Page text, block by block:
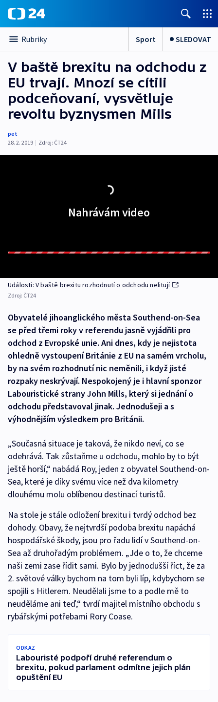
Rubriky Sport SLEDOVAT
V baště brexitu na odchodu z
EU trvají. Mnozí se cítili
podceňovaní, vysvětluje
revoltu byznysmen Mills
pet
28. 2. 2019 | Zdroj: ČT24
Nahrávám video
Události: V baště brexitu rozhodnutí o odchodu nelitují
Zdroj: ČT24
Obyvatelé jihoanglického města Southend-on-Sea
se před třemi roky v referendu jasně vyjádřili pro
odchod z Evropské unie. Ani dnes, kdy je nejistota
ohledně vystoupení Británie z EU na samém vrcholu,
by na svém rozhodnutí nic neměnili, i když jisté
rozpaky neskrývají. Nespokojený je i hlavní sponzor
Labouristické strany John Mills, který si jednání o
odchodu představoval jinak. Jednodušeji a s
výhodnějším výsledkem pro Británii.
„Současná situace je taková, že nikdo neví, co se
odehrává. Tak zůstaňme u odchodu, mohlo by to být
ještě horší,“ nabádá Roy, jeden z obyvatel Southend-on-
Sea, které je díky svému více než dva kilometry
dlouhému molu oblíbenou destinací turistů.
Na stole je stále odložení brexitu i tvrdý odchod bez
dohody. Obavy, že nejtvrdší podoba brexitu napáchá
hospodářské škody, jsou pro řadu lidí v Southend-on-
Sea až druhořadým problémem. „Jde o to, že chceme
naši zemi zase řídit sami. Bylo by jednodušší říct, že za
2. světové války bychom na tom byli líp, kdybychom se
spojili s Hitlerem. Neudělali jsme to a podle mě to
neuděláme ani teď,“ tvrdí majitel místního obchodu s
rybářskými potřebami Rory Coase.
ODKAZ
Labouristé podpoří druhé referendum o
brexitu, pokud parlament odmítne jejich plán
opuštění EU